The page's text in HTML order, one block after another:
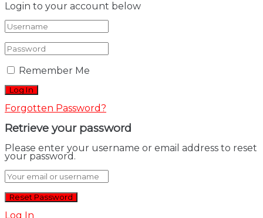
Login to your account below
Remember Me
Forgotten Password?
Retrieve your password
Please enter your username or email address to reset
your password.
Log In